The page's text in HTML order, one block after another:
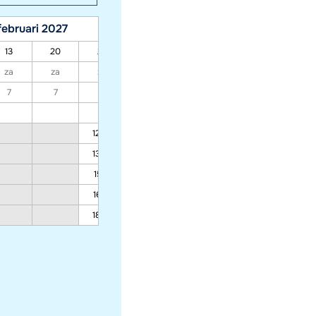
2027
13 20 27
za za za
7 7
1289
1389
1512
1670
1882